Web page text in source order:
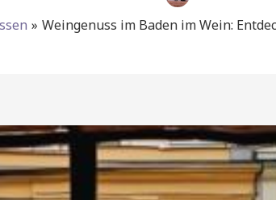
Weingenuss im Baden im Wein: